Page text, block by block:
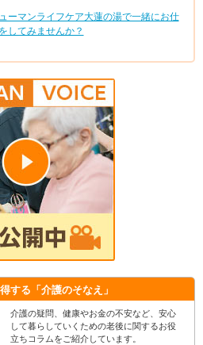
ーマンライフケア大蓮の湯で一緒にお仕
してみませんか？
する 「介護のそなえ」
介護の疑問、健康やお金の不安など、安心
して暮らしていくための老後に関するお役
立ちコラムをご紹介しています。